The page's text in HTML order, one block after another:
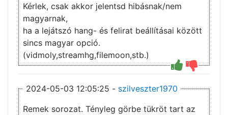
Kérlek, csak akkor jelentsd hibásnak/nem
magyarnak,
ha a lejátszó hang- és felirat beállításai között
sincs magyar opció.
(vidmoly,streamhg,filemoon,stb.)
2024-05-03 12:05:25 - szilveszter1970
Remek sorozat. Tényleg görbe tükröt tart az